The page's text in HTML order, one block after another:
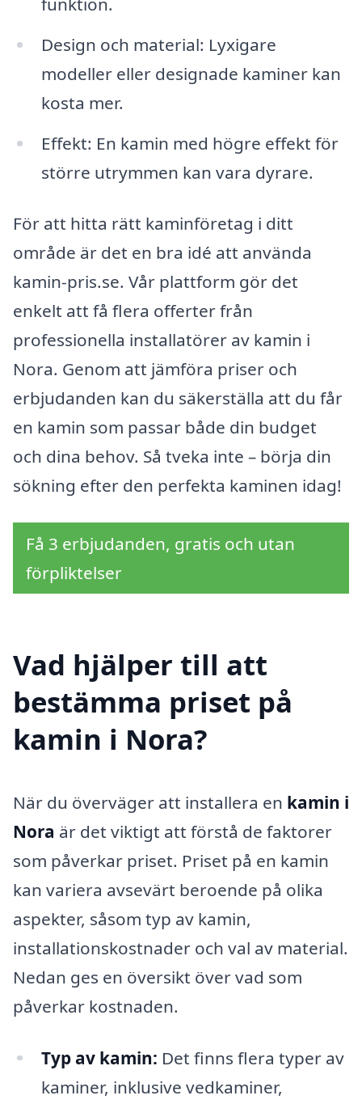
Design och material: Lyxigare
modeller eller designade kaminer kan
kosta mer.
Effekt: En kamin med högre effekt för
större utrymmen kan vara dyrare.
För att hitta rätt kaminföretag i ditt
område är det en bra idé att använda
kamin-pris.se. Vår plattform gör det
enkelt att få flera offerter från
professionella installatörer av kamin i
Nora. Genom att jämföra priser och
erbjudanden kan du säkerställa att du får
en kamin som passar både din budget
och dina behov. Så tveka inte – börja din
sökning efter den perfekta kaminen idag!
Få 3 erbjudanden, gratis och utan
förpliktelser
Vad hjälper till att
bestämma priset på
kamin i Nora?
När du överväger att installera en kamin i
Nora är det viktigt att förstå de faktorer
som påverkar priset. Priset på en kamin
kan variera avsevärt beroende på olika
aspekter, såsom typ av kamin,
installationskostnader och val av material.
Nedan ges en översikt över vad som
påverkar kostnaden.
Typ av kamin: Det finns flera typer av
kaminer, inklusive vedkaminer,